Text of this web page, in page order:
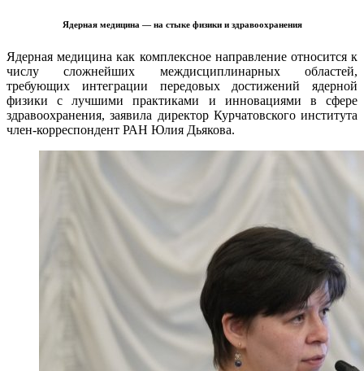
Ядерная медицина — на стыке физики и здравоохранения
Ядерная медицина как комплексное направление относится к
числу сложнейших междисциплинарных областей,
требующих интеграции передовых достижений ядерной
физики с лучшими практиками и инновациями в сфере
здравоохранения, заявила директор Курчатовского института
член-корреспондент РАН Юлия Дьякова.